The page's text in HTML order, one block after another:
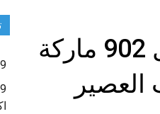
تعبئة وتغليف الحبوب والحبيبات الموديل 902 ماركة
9 – ماكينات تعبئة حبوب و حبيبات و بودر شديد النعومة